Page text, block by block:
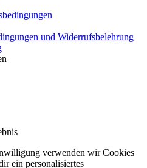
und Widerrufsbelehrung
verwenden wir Cookies
ein personalisiertes